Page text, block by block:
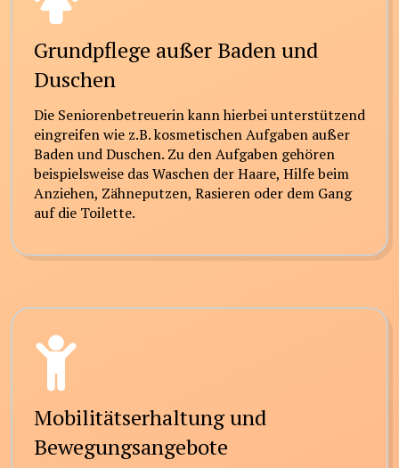
Grundpflege außer Baden und
Duschen
Die Seniorenbetreuerin kann hierbei unterstützend
eingreifen wie z.B. kosmetischen Aufgaben außer
Baden und Duschen. Zu den Aufgaben gehören
beispielsweise das Waschen der Haare, Hilfe beim
Anziehen, Zähneputzen, Rasieren oder dem Gang
auf die Toilette.
Mobilitätserhaltung und
Bewegungsangebote